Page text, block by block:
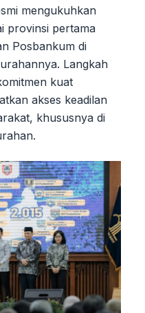
mengukuhkan
provinsi pertama
Posbankum di
Langkah
kuat
akses keadilan
khususnya di